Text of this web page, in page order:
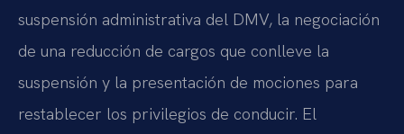
suspensión administrativa del DMV, la negociación
de una reducción de cargos que conlleve la
suspensión y la presentación de mociones para
restablecer los privilegios de conducir. El